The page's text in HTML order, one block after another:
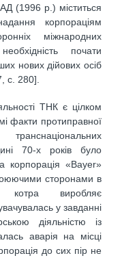
(1996 р.) міститься
корпораціям
міжнародних
почати
нових дійових осіб
с. 280].
ТНК є цілком
факти протиправної
70-х років було
корпорація «Bayer»
сторонами в
котра виробляє
у завданні
діяльністю із
аварія на місці
до сих пір не